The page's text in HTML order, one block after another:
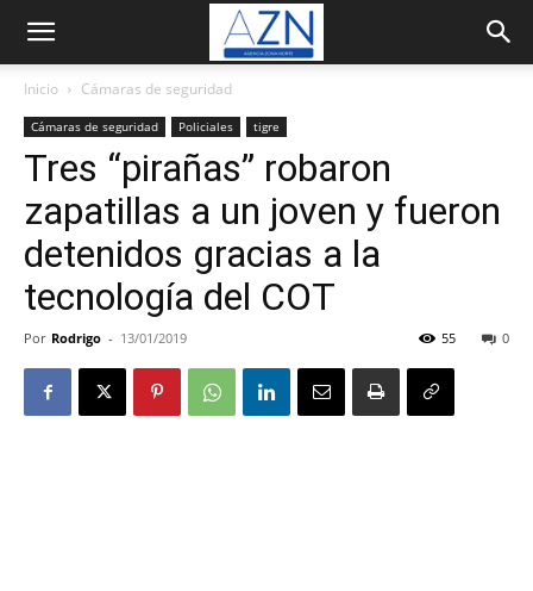
Inicio Cámaras de seguridad
Cámaras de seguridad Policiales tigre
Tres “pirañas” robaron
zapatillas a un joven y fueron
detenidos gracias a la
tecnología del COT
Por Rodrigo - 13/01/2019 0
55